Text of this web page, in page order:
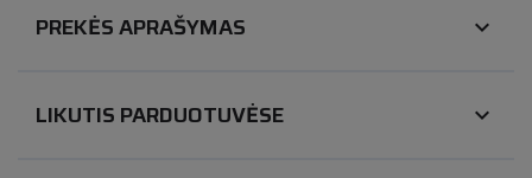
PREKĖS APRAŠYMAS expand_more
LIKUTIS PARDUOTUVĖSE expand_more